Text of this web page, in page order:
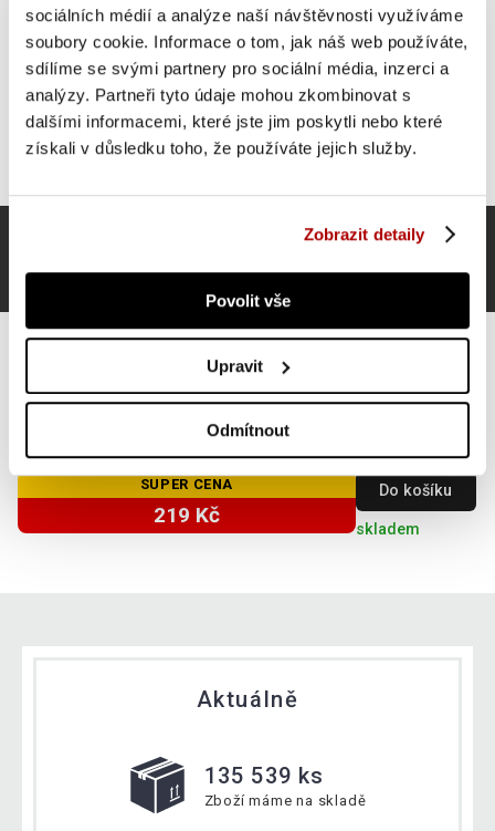
sociálních médií a analýze naší návštěvnosti využíváme
soubory cookie. Informace o tom, jak náš web používáte,
sdílíme se svými partnery pro sociální média, inzerci a
analýzy. Partneři tyto údaje mohou zkombinovat s
dalšími informacemi, které jste jim poskytli nebo které
získali v důsledku toho, že používáte jejich služby.
Zobrazit detaily
Povolit vše
Upravit
Odmítnout
Gorilla Sports Posilovač rukou, 200 lbs
SUPER CENA
219 Kč
Do košíku
skladem
Aktuálně
135 539 ks
Zboží máme na skladě